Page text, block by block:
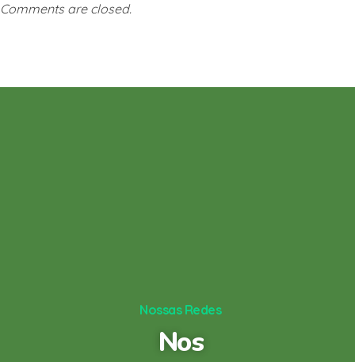
Comments are closed.
Nossas Redes
Nos